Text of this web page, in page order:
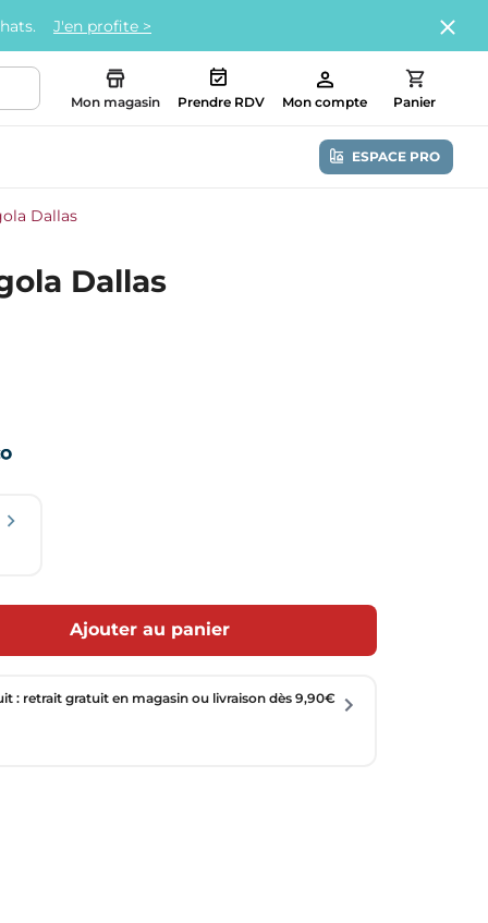
J'en profite >
Mon magasin Prendre RDV Mon compte Panier
ESPACE PRO
Dallas
Dallas
Ajouter au panier
: retrait gratuit en magasin ou livraison dès 9,90€